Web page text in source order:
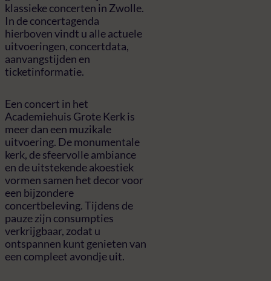
klassieke concerten in Zwolle.
In de concertagenda
hierboven vindt u alle actuele
uitvoeringen, concertdata,
aanvangstijden en
ticketinformatie.
Een concert in het
Academiehuis Grote Kerk is
meer dan een muzikale
uitvoering. De monumentale
kerk, de sfeervolle ambiance
en de uitstekende akoestiek
vormen samen het decor voor
een bijzondere
concertbeleving. Tijdens de
pauze zijn consumpties
verkrijgbaar, zodat u
ontspannen kunt genieten van
een compleet avondje uit.